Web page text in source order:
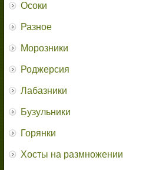
Осоки
Разное
Морозники
Роджерсия
Лабазники
Бузульники
Горянки
Хосты на размножении